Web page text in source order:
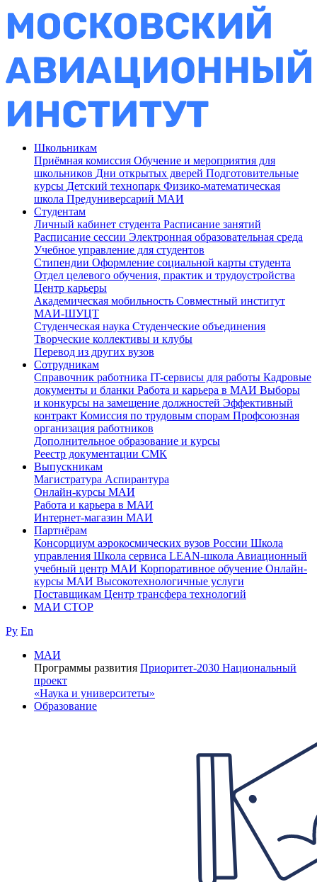
Школьникам
Приёмная комиссия Обучение и мероприятия для
школьников Дни открытых дверей Подготовительные
курсы Детский технопарк Физико-математическая
школа Предуниверсарий МАИ
Студентам
Личный кабинет студента Расписание занятий
Расписание сессии Электронная образовательная среда
Учебное управление для студентов
Стипендии Оформление социальной карты студента
Отдел целевого обучения, практик и трудоустройства
Центр карьеры
Академическая мобильность Совместный институт
МАИ-ШУЦТ
Студенческая наука Студенческие объединения
Творческие коллективы и клубы
Перевод из других вузов
Сотрудникам
Cправочник работника IT-сервисы для работы Кадровые
документы и бланки Работа и карьера в МАИ Выборы
и конкурсы на замещение должностей Эффективный
контракт Комиссия по трудовым спорам Профсоюзная
организация работников
Дополнительное образование и курсы
Реестр документации СМК
Выпускникам
Магистратура Аспирантура
Онлайн-курсы МАИ
Работа и карьера в МАИ
Интернет-магазин МАИ
Партнёрам
Консорциум аэрокосмических вузов России Школа
управления Школа сервиса LEAN-школа Авиационный
учебный центр МАИ Корпоративное обучение Онлайн-
курсы МАИ Высокотехнологичные услуги
Поставщикам Центр трансфера технологий
МАИ СТОР
Ру En
МАИ
Программы развития Приоритет-2030 Национальный
проект
«Наука и университеты»
Образование